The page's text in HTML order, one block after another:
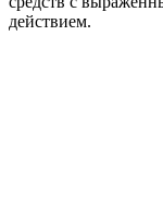
действием.